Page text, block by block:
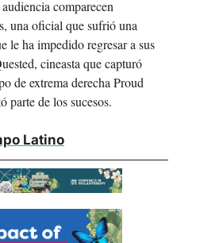
comparecen
una oficial que sufrió una
le ha impedido regresar a sus
cineasta que capturó
de extrema derecha Proud
parte de los sucesos.
Latino